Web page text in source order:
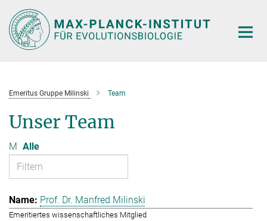
Hauptinhalt
Emeritus Gruppe Milinski Team
Unser Team
M Alle
Prof. Dr. Manfred Milinski
Emeritiertes wissenschaftliches Mitglied